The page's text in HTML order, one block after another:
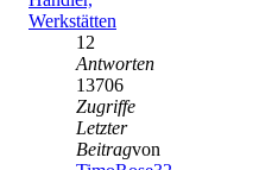
Werkstätten
12
Antworten
13706
Zugriffe
Letzter
Beitragvon